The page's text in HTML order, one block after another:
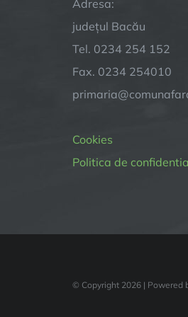
Adresa:
județul Bacău
Tel. 0234 254 152
Fax. 0234 254010
Cookies
Politica de
© Copyright 2026 | Powered